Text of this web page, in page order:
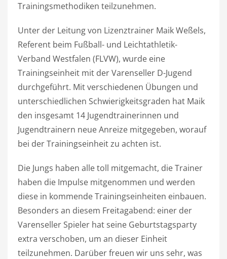
Trainingsmethodiken teilzunehmen.
Unter der Leitung von Lizenztrainer Maik Weßels,
Referent beim Fußball- und Leichtathletik-
Verband Westfalen (FLVW), wurde eine
Trainingseinheit mit der Varenseller D-Jugend
durchgeführt. Mit verschiedenen Übungen und
unterschiedlichen Schwierigkeitsgraden hat Maik
den insgesamt 14 Jugendtrainerinnen und
Jugendtrainern neue Anreize mitgegeben, worauf
bei der Trainingseinheit zu achten ist.
Die Jungs haben alle toll mitgemacht, die Trainer
haben die Impulse mitgenommen und werden
diese in kommende Trainingseinheiten einbauen.
Besonders an diesem Freitagabend: einer der
Varenseller Spieler hat seine Geburtstagsparty
extra verschoben, um an dieser Einheit
teilzunehmen. Darüber freuen wir uns sehr, was